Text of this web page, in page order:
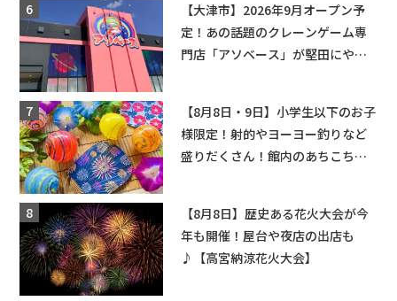
【大津市】2026年9月オープン予
定！あの話題のクレーンゲーム専
門店「アソベース」が堅田にやっ
【8月8日・9日】小学生以下のお子
様限定！射的やヨーヨー釣りなど
盛りだくさん！館内のあちこちに
【8月8日】歴史ある花火大会が今
年も開催！屋台や夜店の出店も
♪【高宮納涼花火大会】